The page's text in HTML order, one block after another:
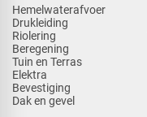
Hemelwaterafvoer
Drukleiding
Riolering
Beregening
Tuin en Terras
Elektra
Bevestiging
Dak en gevel